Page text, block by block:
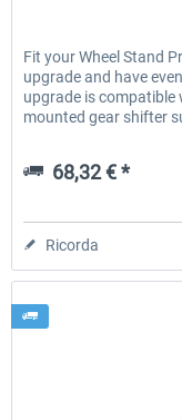
Fit your Wheel Stand
upgrade and have
upgrade is compatible
mounted gear shifter
68,32 € *
Ricorda